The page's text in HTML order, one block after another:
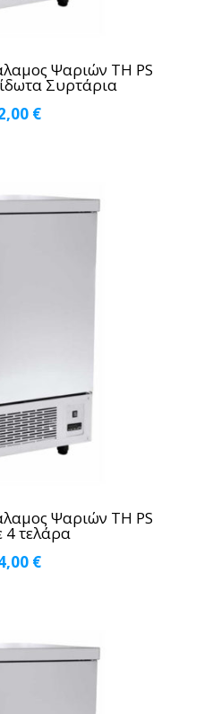
Ψαριών TH PS
Συρτάρια
€
Ψαριών TH PS
4 τελάρα
€